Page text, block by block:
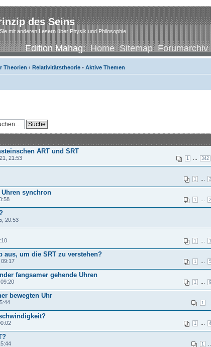
des Seins
mit anderen Lesern über Physik und Philosophie
Edition Mahag:Home Sitemap Forumarchiv
Theorien ‹ Relativitätstheorie • Aktive Themen
ART und SRT
1 342
21:53
1
synchron
1
20:53
1
aus, um die SRT zu verstehen?
1
fangsamer gehende Uhren
1
bewegten Uhr
1
1
1